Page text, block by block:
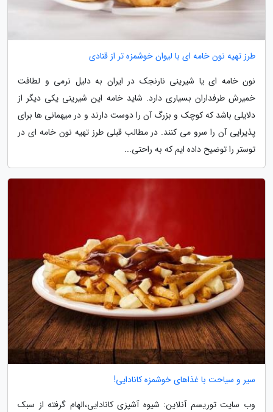
طرز تهیه نون خامه ای با لیوان خوشمزه تر از قنادی
نون خامه ای یا شیرینی نارنجک در ایران به دلیل نرمی و لطافت
خمیرش طرفداران بسیاری دارد. شاید خامه این شیرینی یکی دیگر از
دلایلی باشد که کوچک و بزرگ آن را دوست دارند و در میهمانی ها برای
پذیرایی آن را سرو می کنند. در مطالب قبلی طرز تهیه نون خامه ای در
توستر را توضیح داده ایم که به راحتی...
سیر و سیاحت با غذاهای خوشمزه کانادایی!
وب سایت توریسم آنلاین: شیوه آشپزی کانادایی،الهام گرفته از سبک